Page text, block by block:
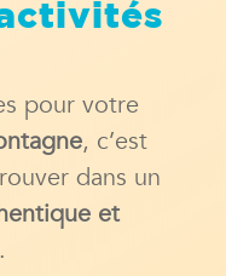
pour votre
, c’est
dans un
et
.